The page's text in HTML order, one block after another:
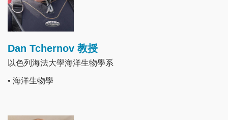
Dan Tchernov 教授
以色列海法大學海洋生物學系
• 海洋生物學